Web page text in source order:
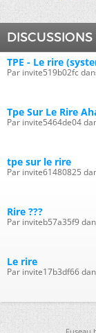
TPE - Le rire
Par invite519b02fc
Tpe Sur Le Rire
Par invite5464de04
tpe sur le rire
Par invite61480825
Rire ???
Par inviteb57a35f9
Le rire
Par invite17b3df66